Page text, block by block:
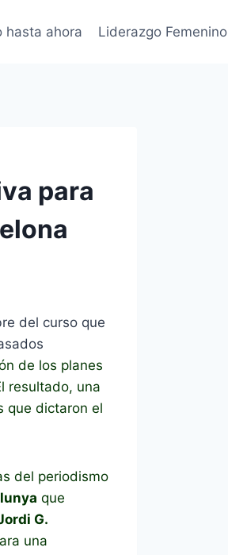
hasta ahora Liderazgo Femenino
para
del curso que
de los planes
resultado, una
que dictaron el
del periodismo
que
G.
una